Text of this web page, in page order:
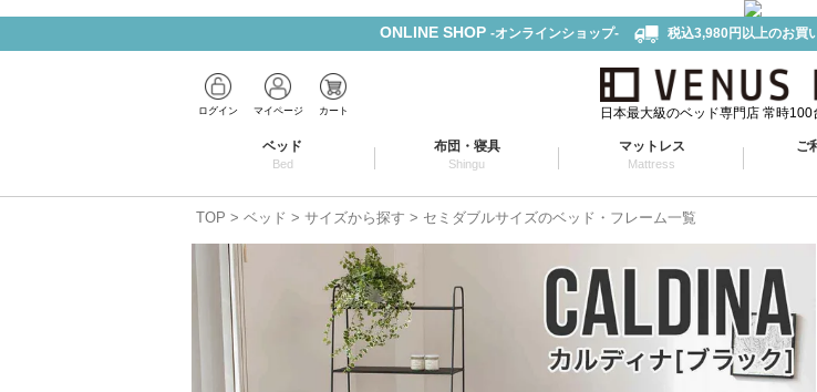
ONLINE SHOP -オンラインショップ- 税込3,980円以上のお買
ログイン マイページ カート 日本最大級のベッド専門店 常時100
ベッド
Bed
布団・寝具
Shingu
マットレス
Mattress
ご
TOP ベッド サイズから探す セミダブルサイズのベッド・フレーム一覧